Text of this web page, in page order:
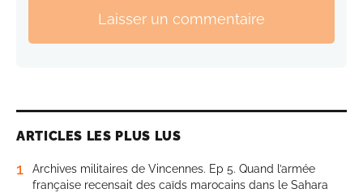
Laisser un commentaire
ARTICLES LES PLUS LUS
1
Archives militaires de Vincennes. Ep 5. Quand l’armée
française recensait des caïds marocains dans le Sahara